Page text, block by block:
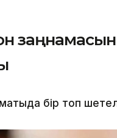
заңнамасын
бір топ